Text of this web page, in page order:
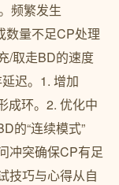
频繁发生
数量不足CP处理
/取走BD的速度
迟。1. 增加
成环。2. 优化中
的“连续模式”
冲突确保CP有足
技巧与心得从自